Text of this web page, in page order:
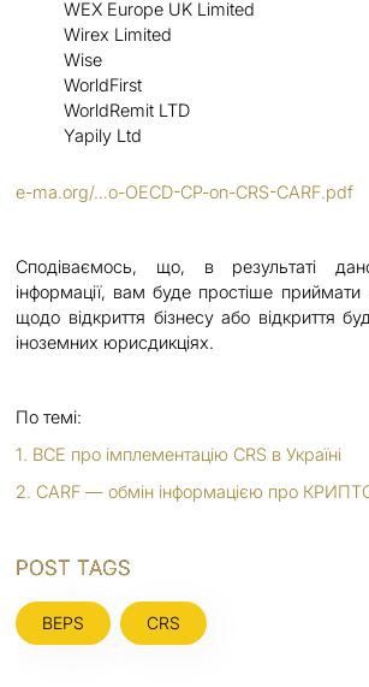
WEX Europe UK Limited
Wirex Limited
Wise
WorldFirst
WorldRemit LTD
Yapily Ltd
e-ma.org/…​o-OECD-CP-on-CRS-CARF.pdf
Сподіваємось, що, в результаті
інформації, вам буде простіше приймати
щодо відкриття бізнесу або відкриття
іноземних юрисдикціях.
По темі:
1. ВСЕ про імплементацію CRS в Україні
2. CARF — обмін інформацією про
POST TAGS
BEPS CRS